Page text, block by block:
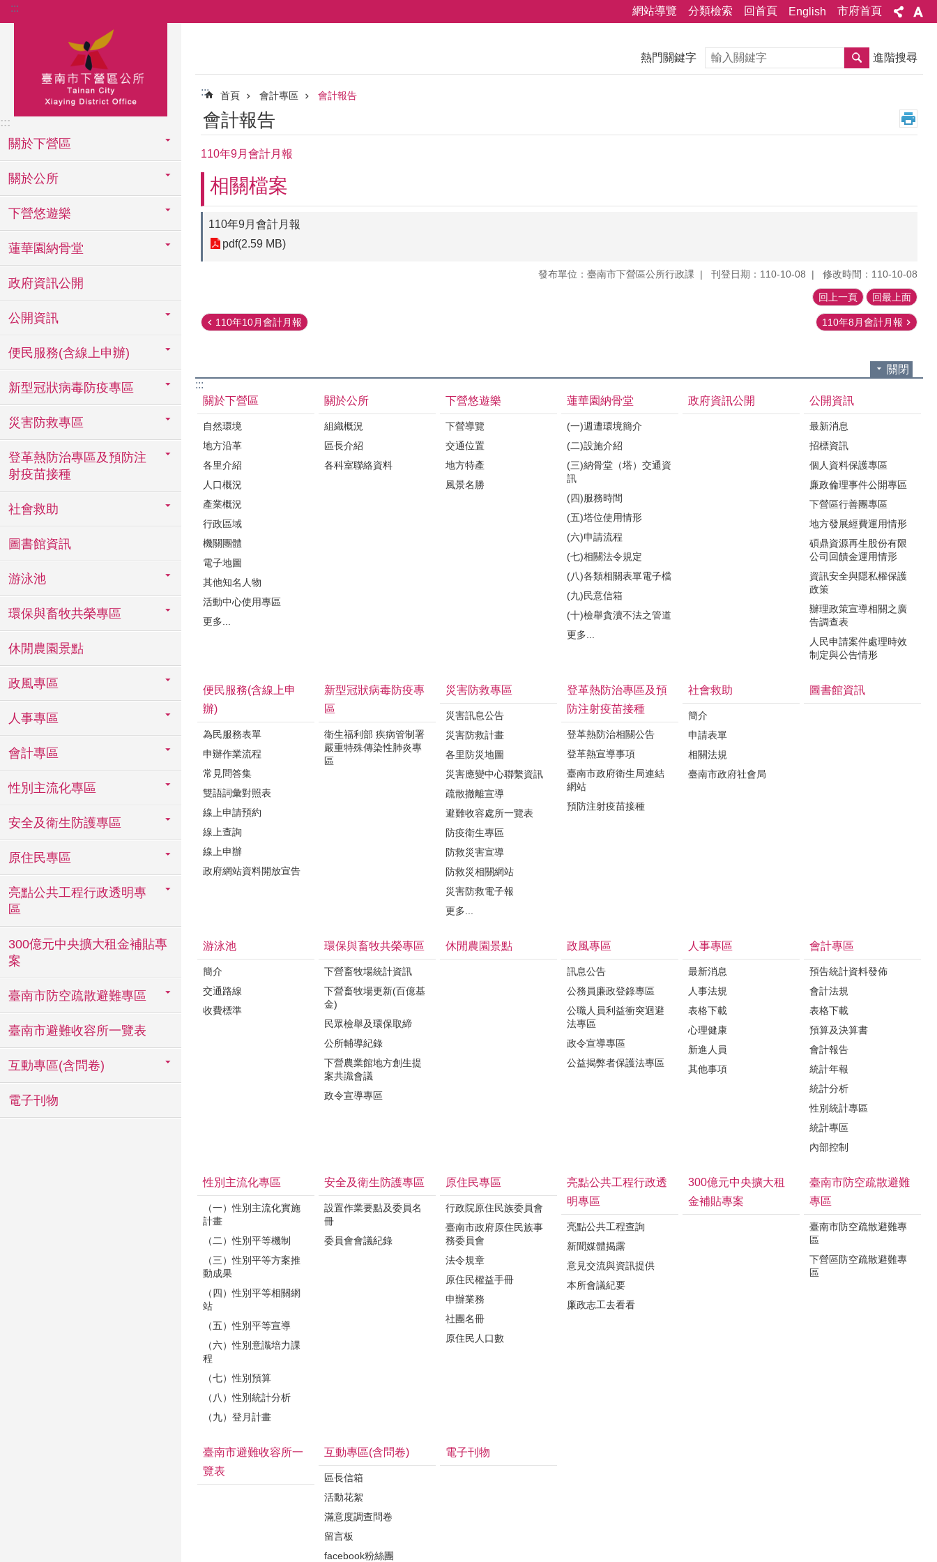
跳到主要內容區塊
::: 網站導覽 分類檢索 回首頁 English 市府首頁
:::
關於下營區
關於公所
下營悠遊樂
蓮華園納骨堂
政府資訊公開
公開資訊
便民服務(含線上申辦)
新型冠狀病毒防疫專區
災害防救專區
登革熱防治專區及預防注
射疫苗接種
社會救助
圖書館資訊
游泳池
環保與畜牧共榮專區
休閒農園景點
政風專區
人事專區
會計專區
性別主流化專區
安全及衛生防護專區
原住民專區
亮點公共工程行政透明專
區
300億元中央擴大租金補貼專
案
臺南市防空疏散避難專區
臺南市避難收容所一覽表
互動專區(含問卷)
電子刊物
熱門關鍵字 搜尋 進階搜尋
::: 首頁 會計專區 會計報告
會計報告
110年9月會計月報
相關檔案
110年9月會計月報
pdf(2.59 MB)
發布單位：臺南市下營區公所行政課 刊登日期：110-10-08 修改時間：110-10-08
回上一頁 回最上面
110年10月會計月報 110年8月會計月報
關閉
:::
關於下營區
自然環境
地方沿革
各里介紹
人口概況
產業概況
行政區域
機關團體
電子地圖
其他知名人物
活動中心使用專區
更多...
關於公所
組織概況
區長介紹
各科室聯絡資料
下營悠遊樂
下營導覽
交通位置
地方特產
風景名勝
蓮華園納骨堂
(一)週遭環境簡介
(二)設施介紹
(三)納骨堂（塔）交通資
訊
(四)服務時間
(五)塔位使用情形
(六)申請流程
(七)相關法令規定
(八)各類相關表單電子檔
(九)民意信箱
(十)檢舉貪瀆不法之管道
更多...
政府資訊公開 公開資訊
最新消息
招標資訊
個人資料保護專區
廉政倫理事件公開專區
下營區行善團專區
地方發展經費運用情形
碩鼎資源再生股份有限
公司回饋金運用情形
資訊安全與隱私權保護
政策
辦理政策宣導相關之廣
告調查表
人民申請案件處理時效
制定與公告情形
便民服務(含線上申
辦)
為民服務表單
申辦作業流程
常見問答集
雙語詞彙對照表
線上申請預約
線上查詢
線上申辦
政府網站資料開放宣告
新型冠狀病毒防疫專
區
衛生福利部 疾病管制署
嚴重特殊傳染性肺炎專
區
災害防救專區
災害訊息公告
災害防救計畫
各里防災地圖
災害應變中心聯繫資訊
疏散撤離宣導
避難收容處所一覽表
防疫衛生專區
防救災害宣導
防救災相關網站
災害防救電子報
更多...
登革熱防治專區及預
防注射疫苗接種
登革熱防治相關公告
登革熱宣導事項
臺南市政府衛生局連結
網站
預防注射疫苗接種
社會救助
簡介
申請表單
相關法規
臺南市政府社會局
圖書館資訊
游泳池
簡介
交通路線
收費標準
環保與畜牧共榮專區
下營畜牧場統計資訊
下營畜牧場更新(百億基
金)
民眾檢舉及環保取締
公所輔導紀錄
下營農業館地方創生提
案共識會議
政令宣導專區
休閒農園景點 政風專區
訊息公告
公務員廉政登錄專區
公職人員利益衝突迴避
法專區
政令宣導專區
公益揭弊者保護法專區
人事專區
最新消息
人事法規
表格下載
心理健康
新進人員
其他事項
會計專區
預告統計資料發佈
會計法規
表格下載
預算及決算書
會計報告
統計年報
統計分析
性別統計專區
統計專區
內部控制
性別主流化專區
（一）性別主流化實施
計畫
（二）性別平等機制
（三）性別平等方案推
動成果
（四）性別平等相關網
站
（五）性別平等宣導
（六）性別意識培力課
程
（七）性別預算
（八）性別統計分析
（九）登月計畫
安全及衛生防護專區
設置作業要點及委員名
冊
委員會會議紀錄
原住民專區
行政院原住民族委員會
臺南市政府原住民族事
務委員會
法令規章
原住民權益手冊
申辦業務
社團名冊
原住民人口數
亮點公共工程行政透
明專區
亮點公共工程查詢
新聞媒體揭露
意見交流與資訊提供
本所會議紀要
廉政志工去看看
300億元中央擴大租
金補貼專案
臺南市防空疏散避難
專區
臺南市防空疏散避難專
區
下營區防空疏散避難專
區
臺南市避難收容所一
覽表
互動專區(含問卷)
區長信箱
活動花絮
滿意度調查問卷
留言板
facebook粉絲團
電子刊物